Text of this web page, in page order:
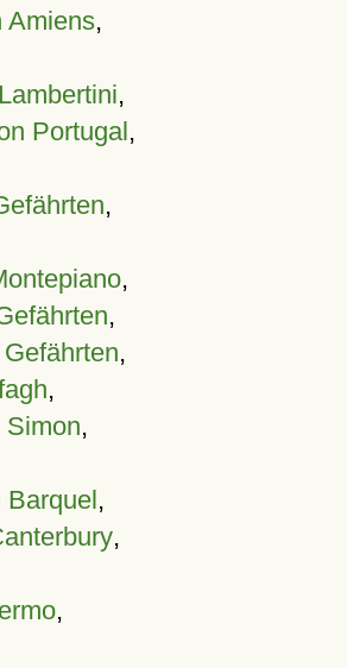
Amiens,
,
Portugal,
,
,
,
,
,
Simon,
Barquel,
,
,